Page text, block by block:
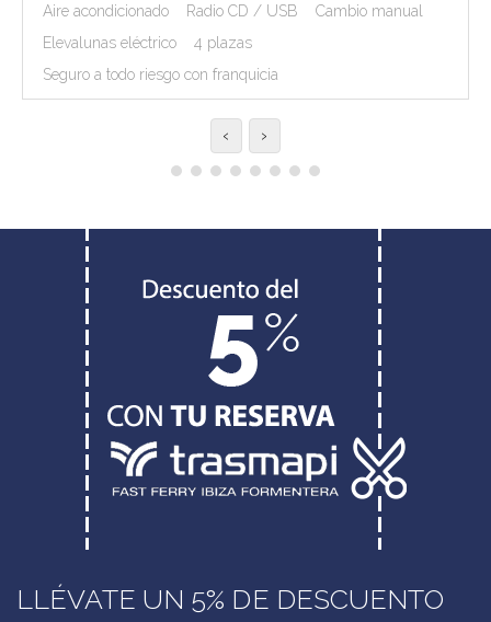
Aire acondicionado Radio CD / USB
Cambio manual
Elevalunas eléctrico
4 plazas
Seguro a todo riesgo con franquicia
‹ ›
LLÉVATE UN 5% DE DESCUENTO